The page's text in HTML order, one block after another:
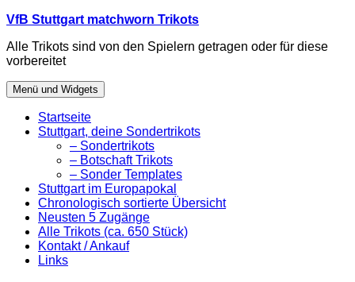
Zum
springen
VfB Stuttgart matchworn Trikots
Alle Trikots sind von den Spielern getragen oder für diese
vorbereitet
Menü und Widgets
Startseite
Stuttgart, deine Sondertrikots
– Sondertrikots
– Botschaft Trikots
– Sonder Templates
Stuttgart im Europapokal
Chronologisch sortierte Übersicht
Neusten 5 Zugänge
Alle Trikots (ca. 650 Stück)
Kontakt / Ankauf
Links